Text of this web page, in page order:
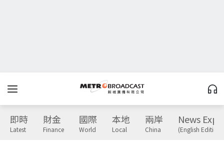
即時
Latest
財金
Finance
國際
World
本地
Local
兩岸
China
News
(English Edition)